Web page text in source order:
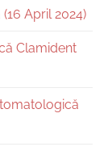
April 2024)
Clamident